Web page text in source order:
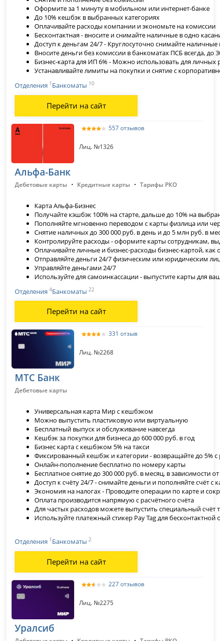
Оформите за 1 минуту в мобильном или интернет-банке
До 10% кешбэк в выбранных категориях
Оплачивайте расходы компании и экономьте на комиссии
Бесконтактная - вносите и снимайте наличные в одно
Доступ к деньгам 24/7 - Круглосуточно снимайте
Вносите деньги без комиссии в банкоматах ПСБ всегда,
Бизнес-карта для ИП 6% - Можно использовать для личных
Устанавливайте лимиты на покупки и снятие с
Отделения 1 Банкоматы 10
Перейти на сайт
557 отзывов
Лиц. №1326
Альфа-Банк
Дебетовые карты · Кредитные карты ·Тарифы РКО
Карта Альфа-Бизнес
Получайте кэшбэк 100% на старте, дальше до 10% на
Пополняйте мгновенно переводом с карты физлица или
Снятие наличных до 300 000 руб. в день и до 5 млн руб. в
Контролируйте расходы - оформите карты сотрудникам,
Оплачивайте личные и бизнес-расходы бизнес-картой,
Отправляйте деньги 24/7 физическим или юридическим
Управляйте деньгами 24/7
Используйте для самоинкассации - выпустите карты для
Отделения4Банкоматы22
Перейти на сайт
331 отзыв
Лиц. №2268
МТС Банк
Дебетовые карты
Универсальная карта Мир с кешбэком
Можно выпустить пластиковую или виртуальную
Бесплатный выпуск и обслуживание навсегда
Кешбэк за покупки для бизнеса до 600 000 руб. в год
Бизнес карта с кешбэком 5% на такси
Фиксированный кешбэк и категории - возвращайте до 5% с
Онлайн-пополнение бесплатно по номеру карты
Бесплатное снятие до 300 000 руб. в месяц, в зависимости
Доступ к счёту 24/7 - снимайте деньги и пополняйте счёт с
Экономия на налогах - Проводите операции по карте и
Оплата производится напрямую с расчётного счёта
Для частых расходов можете выпустить специальный
Используйте платежный стикер Pay Tag для бесконтактной
Отделения 1 Банкоматы2
Перейти на сайт
227 отзывов
Лиц. №2275
Уралсиб